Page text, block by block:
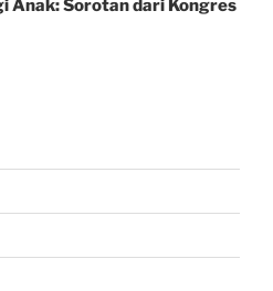
Anak: Sorotan dari Kongres